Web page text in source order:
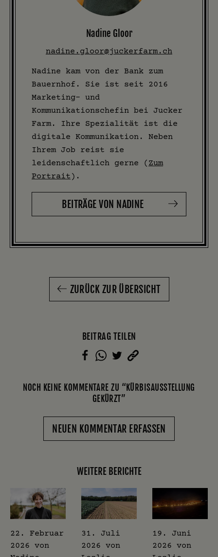
Nadine Gloor
nadine.gloor@juckerfarm.ch
Nadine kam von der Bank zum
Bauernhof. Sie ist seit 2016
Marketing- und
Kommunikationschefin bei Jucker
Farm. Ihre Spezialität ist die
digitale Kommunikation. Neben
Ihrem Job reist sie
leidenschaftlich gerne ( Zum
Portrait ).
BEITRÄGE VON NADINE
ZURÜCK ZUR ÜBERSICHT
BEITRAG TEILEN
NOCH KEINE KOMMENTARE ZU “KÜRBISAUSSTELLUNG
GEKÜRZT”
NEUEN KOMMENTAR ERFASSEN
WEITERE BERICHTE
22. Februar
2026 von
31. Juli
2026 von
19. Juni
2026 von